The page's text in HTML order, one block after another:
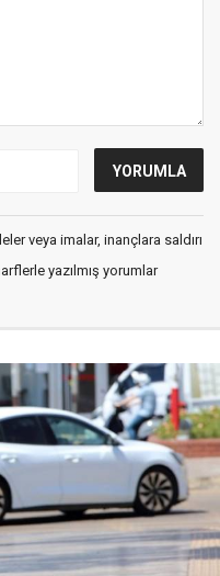
veya imalar, inançlara saldırı
yazılmış yorumlar